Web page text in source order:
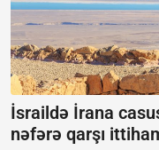
İsraildə İrana
nəfərə qarşı